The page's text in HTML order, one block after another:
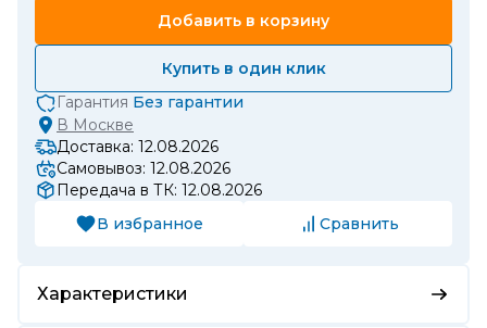
Добавить в корзину
Купить в один клик
Гарантия Без гарантии
В Москве
Доставка: 12.08.2026
Самовывоз: 12.08.2026
Передача в ТК: 12.08.2026
В избранное
Сравнить
Характеристики